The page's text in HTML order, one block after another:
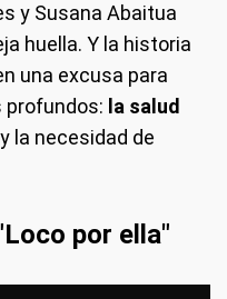
y Susana Abaitua
huella. Y la historia
una excusa para
profundos: la salud
y la necesidad de
por ella"